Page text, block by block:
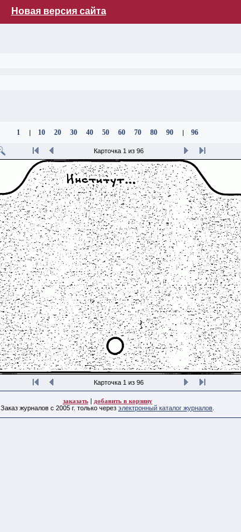
Новая версия сайта
1 | 10 20 30 40 50 60 70 80 90 | 96
Карточка 1 из 96
Карточка 1 из 96
заказать| добавить в корзину
Заказ журналов с 2005 г. только через электронный каталог журналов